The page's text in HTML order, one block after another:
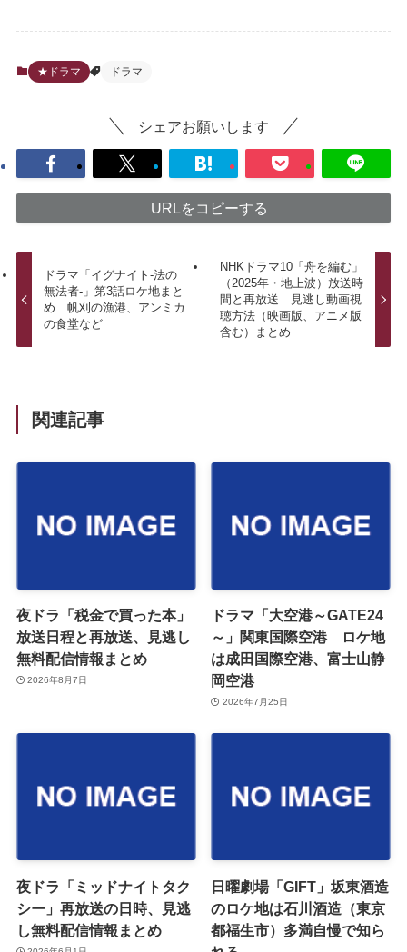
★ドラマ ドラマ
シェアお願いします
URLをコピーする
ドラマ「イグナイト-法の
無法者-」第3話ロケ地まと
め 帆刈の漁港、アンミカ
の食堂など
NHKドラマ10「舟を編む」
（2025年・地上波）放送時
間と再放送 見逃し動画視
聴方法（映画版、アニメ版
含む）まとめ
関連記事
夜ドラ「税金で買った本」
放送日程と再放送、見逃し
無料配信情報まとめ
2026年8月7日
ドラマ「大空港～GATE24
～」関東国際空港 ロケ地
は成田国際空港、富士山静
岡空港
2026年7月25日
夜ドラ「ミッドナイトタク
シー」再放送の日時、見逃
し無料配信情報まとめ
日曜劇場「GIFT」坂東酒造
のロケ地は石川酒造（東京
都福生市）多満自慢で知ら